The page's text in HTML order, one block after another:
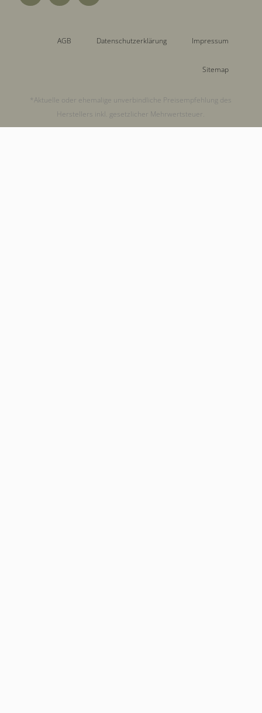
AGB Datenschutzerklärung Impressum
Sitemap
*Aktuelle oder ehemalige unverbindliche Preisempfehlung des
Herstellers inkl. gesetzlicher Mehrwertsteuer.